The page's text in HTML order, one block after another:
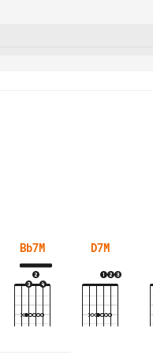
Bb7M D7M